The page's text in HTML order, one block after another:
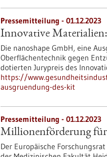
Pressemitteilung - 01.12.2023
Innovative
Die nanoshape GmbH, eine
Oberflächentechnik gegen
dotierten Jurypreis des
https://
ausgruendung-des-kit
Pressemitteilung - 01.12.2023
Millionenförderung für
Der Europäische